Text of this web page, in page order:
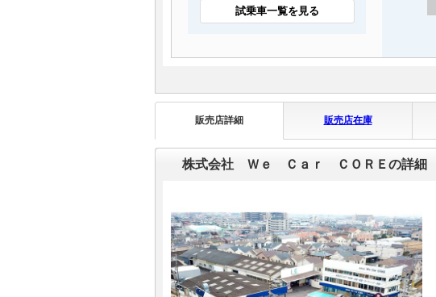
試乗車一覧を見る
販売店詳細 販売店在庫
株式会社 Ｗｅ Ｃａｒ ＣＯＲＥの詳細